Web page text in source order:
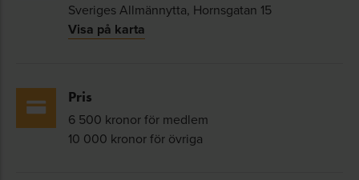
Sveriges Allmännytta, Hornsgatan 15
Visa på karta
Pris
6 500 kronor för medlem
10 000 kronor för övriga